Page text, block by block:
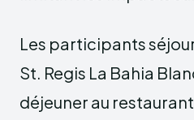
Les participants
St. Regis La Bahia
déjeuner au